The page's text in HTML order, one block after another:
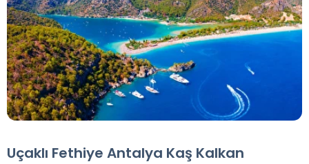
Uçaklı Fethiye Antalya Kaş Kalkan